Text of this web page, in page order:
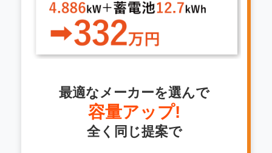
最適なメーカーを選んで
容量アップ!
全く同じ提案で